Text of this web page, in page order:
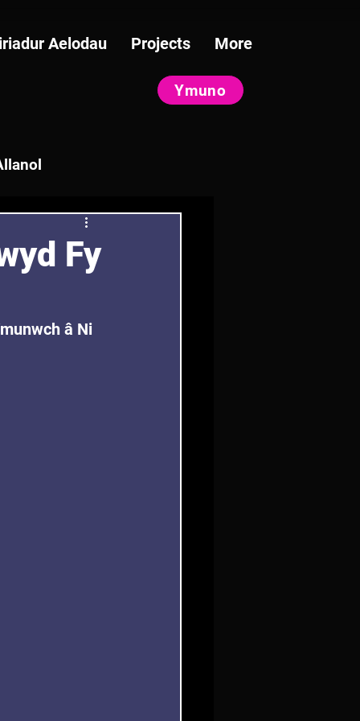
Aelodau Projects More
Ymuno
Fy
â Ni